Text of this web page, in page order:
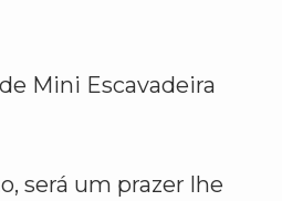
Mini Escavadeira
será um prazer lhe